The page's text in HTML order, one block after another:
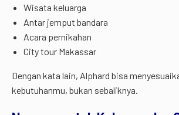
Wisata keluarga
Antar jemput bandara
Acara pernikahan
City tour Makassar
Dengan kata lain, Alphard bisa
kebutuhanmu, bukan sebaliknya.